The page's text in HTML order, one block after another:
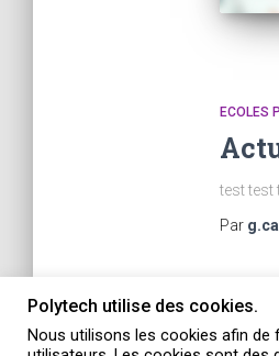
ECOLES
test test
Par
Polytech utilise des cookies.
Nous utilisons les cookies afin de